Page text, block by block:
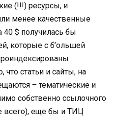
(!!!) ресурсы, и
менее качественные
40 $ получилась бы
которые с б’ольшей
что статьи и сайты, на
– тематические и
собственно ссылочного
всего), еще бы и ТИЦ